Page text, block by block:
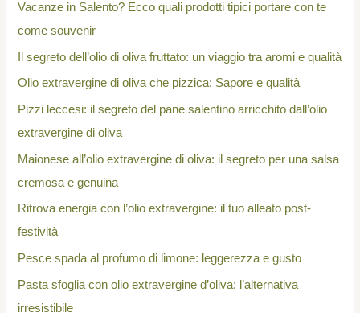
Vacanze in Salento? Ecco quali prodotti tipici portare con te
come souvenir
Il segreto dell’olio di oliva fruttato: un viaggio tra aromi e qualità
Olio extravergine di oliva che pizzica: Sapore e qualità
Pizzi leccesi: il segreto del pane salentino arricchito dall’olio
extravergine di oliva
Maionese all’olio extravergine di oliva: il segreto per una salsa
cremosa e genuina
Ritrova energia con l’olio extravergine: il tuo alleato post-
festività
Pesce spada al profumo di limone: leggerezza e gusto
Pasta sfoglia con olio extravergine d’oliva: l’alternativa
irresistibile